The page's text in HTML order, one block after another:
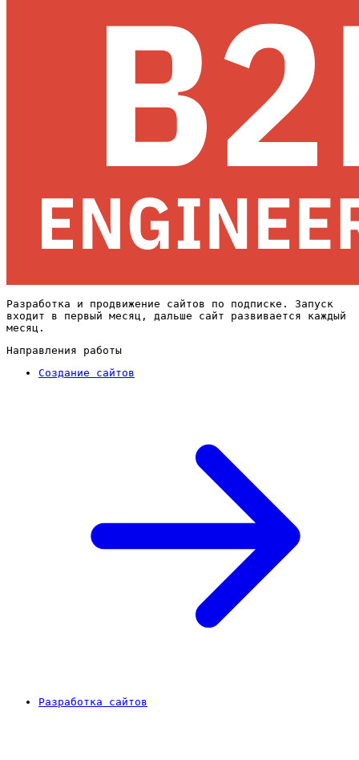
Разработка и продвижение сайтов по подписке. Запуск
входит в первый месяц, дальше сайт развивается каждый
месяц.
Направления работы
Создание сайтов
Разработка сайтов